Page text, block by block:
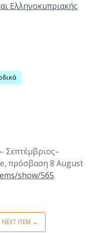
Ελληνοκυπριακής
Σεπτέμβριος–
πρόσβαση 8 August
show/565.
NEXT ITEM →